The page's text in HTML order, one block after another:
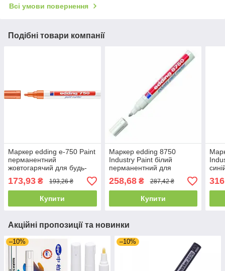
Всі умови повернення
Подібні товари компанії
Маркер edding e-750 Paint
перманентний
жовтогарячий для будь-
яких поверхонь. Маркер-
фарба
173,93 ₴ 193,26 ₴
Купити
Маркер edding 8750
Industry Paint білий
перманентний для
агресивних промислових
умов
258,68₴ 287,42 ₴
Купити
Акційні пропозиції та новинки
–10% –10%